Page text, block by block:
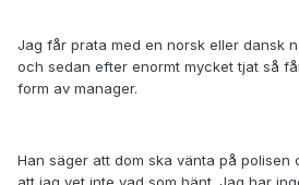
Jag får prata med en norsk eller dansk
och sedan efter enormt mycket tjat så
form av manager.
Han säger att dom ska vänta på polisen